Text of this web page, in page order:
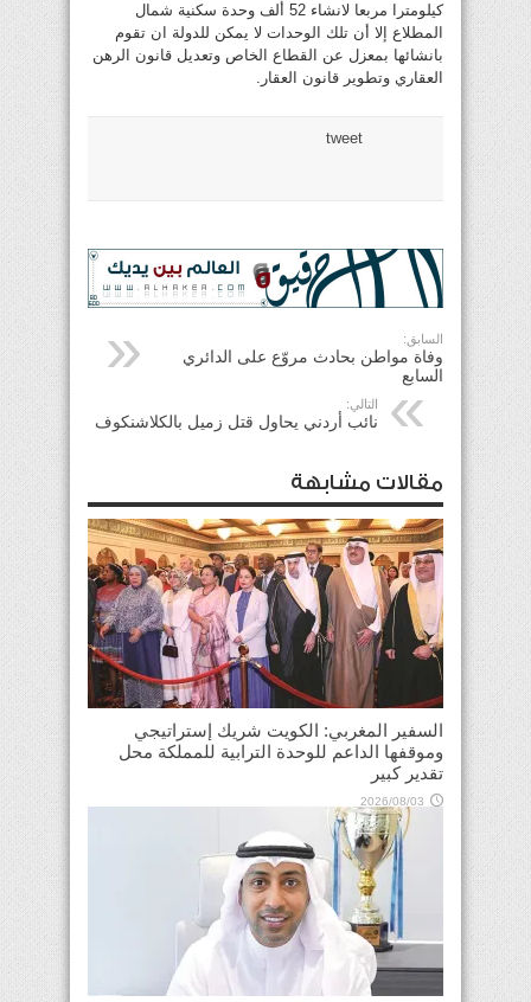
كيلومترا مربعا لانشاء 52 ألف وحدة سكنية شمال
المطلاع إلا أن تلك الوحدات لا يمكن للدولة ان تقوم
بانشائها بمعزل عن القطاع الخاص وتعديل قانون الرهن
العقاري وتطوير قانون العقار.
tweet
السابق:
وفاة مواطن بحادث مروّع على الدائري
السابع
التالي:
نائب أردني يحاول قتل زميل بالكلاشنكوف
مقالات مشابهة
السفير المغربي: الكويت شريك إستراتيجي
وموقفها الداعم للوحدة الترابية للمملكة محل
تقدير كبير
2026/08/03